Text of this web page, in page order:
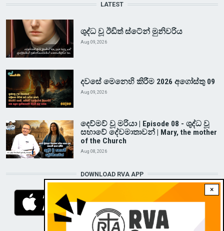
×
LATEST
ශුද්ධ වූ ඊඩිත් ස්ටේන් මුනිවරිය
Aug 09, 2026
දවසේ මෙනෙහි කිරීම 2026 අගෝස්තු 09
Aug 09, 2026
දෙව්මව් වූ මරියා | Episode 08 - ශුද්ධ වූ
සභාවේ දේවමාතාවන් | Mary, the mother
of the Church
Aug 08, 2026
DOWNLOAD RVA APP